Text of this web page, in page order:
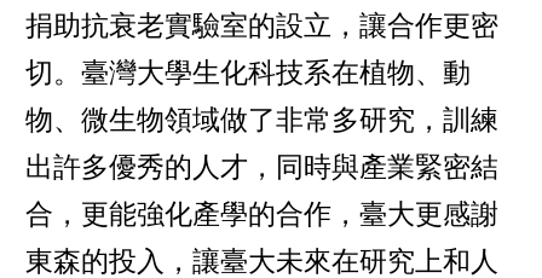
捐助抗衰老實驗室的設立，讓合作更密
切。臺灣大學生化科技系在植物、動
物、微生物領域做了非常多研究，訓練
出許多優秀的人才，同時與產業緊密結
合，更能強化產學的合作，臺大更感謝
東森的投入，讓臺大未來在研究上和人